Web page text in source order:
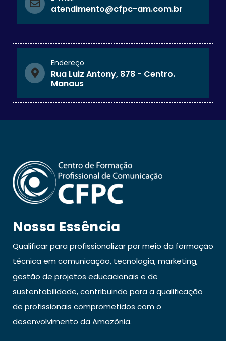
atendimento@cfpc-am.com.br
Endereço
Rua Luiz Antony, 878 - Centro.
Manaus
Nossa Essência
Qualificar para profissionalizar por meio da formação
técnica em comunicação, tecnologia, marketing,
gestão de projetos educacionais e de
sustentabilidade, contribuindo para a qualificação
de profissionais comprometidos com o
desenvolvimento da Amazônia.